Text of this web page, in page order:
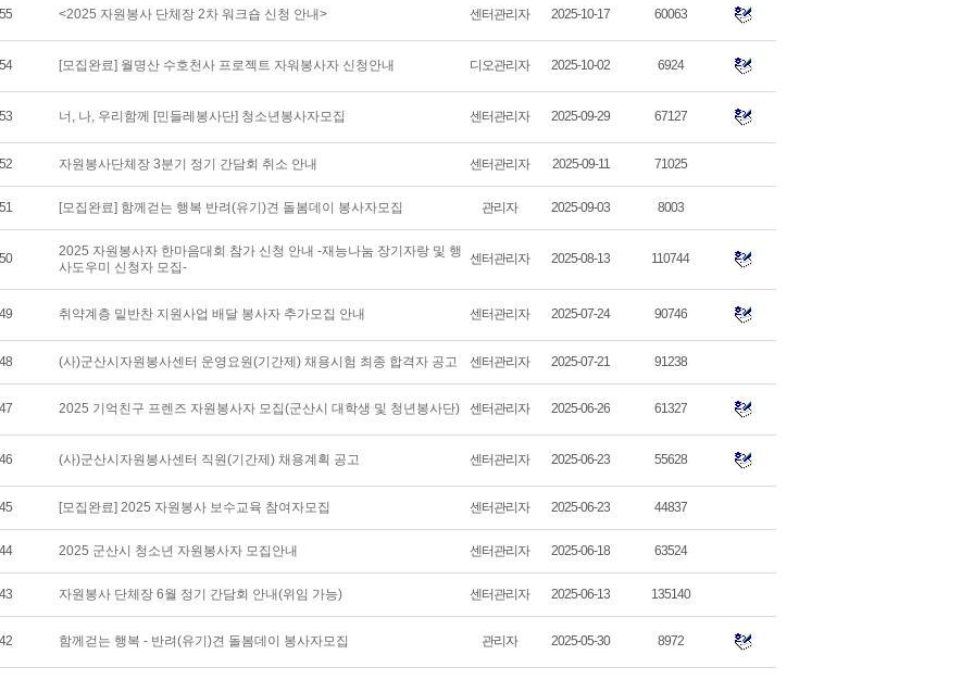
<2025 자원봉사 단체장 2차 워크숍 신청 안내> 센터관리자 2025-10-17 60063
[모집완료] 월명산 수호천사 프로젝트 자워봉사자 신청안내 디오관리자 2025-10-02 6924
너, 나, 우리함께 [민들레봉사단] 청소년봉사자모집 센터관리자 2025-09-29 67127
자원봉사단체장 3분기 정기 간담회 취소 안내 센터관리자 2025-09-11 71025
[모집완료] 함께걷는 행복 반려(유기)견 돌봄데이 봉사자모집 관리자 2025-09-03 8003
2025 자원봉사자 한마음대회 참가 신청 안내 -재능나눔 장기자랑 및 행
사도우미 신청자 모집-
센터관리자 2025-08-13 110744
취약계층 밑반찬 지원사업 배달 봉사자 추가모집 안내 센터관리자 2025-07-24 90746
(사)군산시자원봉사센터 운영요원(기간제) 채용시험 최종 합격자 공고 센터관리자 2025-07-21 91238
2025 기억친구 프렌즈 자원봉사자 모집(군산시 대학생 및 청년봉사단) 센터관리자 2025-06-26 61327
(사)군산시자원봉사센터 직원(기간제) 채용계획 공고 센터관리자 2025-06-23 55628
[모집완료] 2025 자원봉사 보수교육 참여자모집 센터관리자 2025-06-23 44837
2025 군산시 청소년 자원봉사자 모집안내 센터관리자 2025-06-18 63524
자원봉사 단체장 6월 정기 간담회 안내(위임 가능) 센터관리자 2025-06-13 135140
함께걷는 행복 - 반려(유기)견 돌봄데이 봉사자모집 관리자 2025-05-30 8972